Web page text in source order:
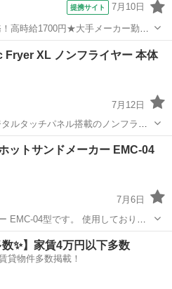
提携サイト 7月10日
高時給1700円★大手メーカー勤
完備★マイカー通勤OK＆工場敷地
お仕事 ◇空気
Fryer XL ノンフライヤー 本体
7月12日
ルタッチパネル搭載のノンフライ
ム - 操作パネル: ...
キッチン家電
ットサンドメーカー EMC-04
7月6日
です。 使用しておりま
少しあります。 通電確認と温度が
す。 古い機械ですので、ご理解頂
ッチン家電
数✨】家賃4万円以下多数
貸物件多数掲載！